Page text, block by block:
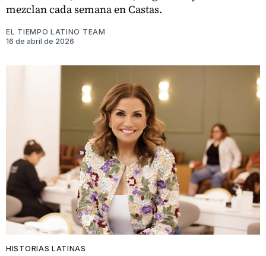
mezclan cada semana en Castas.
EL TIEMPO LATINO TEAM
16 de abril de 2026
HISTORIAS LATINAS